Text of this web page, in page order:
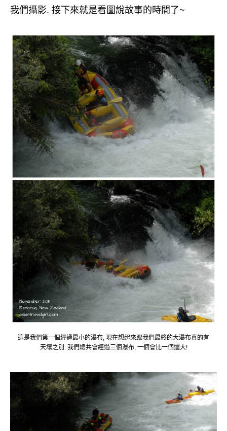
我們攝影. 接下來就是看圖說故事的時間了~
這是我們第一個經過最小的瀑布, 現在想起來跟我們最終的大瀑布真的有
天壤之別. 我們總共會經過三個瀑布, 一個會比一個還大!